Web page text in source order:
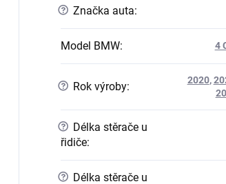
? Značka auta:
Model BMW: 4
? Rok výroby: 2020,
?
Délka stěrače u
řidiče:
?
Délka stěrače u